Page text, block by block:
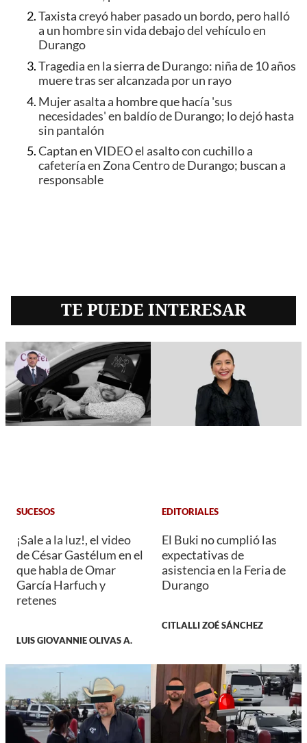
Taxista creyó haber pasado un bordo, pero halló
a un hombre sin vida debajo del vehículo en
Durango
Tragedia en la sierra de Durango: niña de 10 años
muere tras ser alcanzada por un rayo
Mujer asalta a hombre que hacía 'sus
necesidades' en baldío de Durango; lo dejó hasta
sin pantalón
Captan en VIDEO el asalto con cuchillo a
cafetería en Zona Centro de Durango; buscan a
responsable
TE PUEDE INTERESAR
SUCESOS
¡Sale a la luz!, el video
de César Gastélum en el
que habla de Omar
García Harfuch y
retenes
LUIS GIOVANNIE OLIVAS A.
EDITORIALES
El Buki no cumplió las
expectativas de
asistencia en la Feria de
Durango
CITLALLI ZOÉ SÁNCHEZ